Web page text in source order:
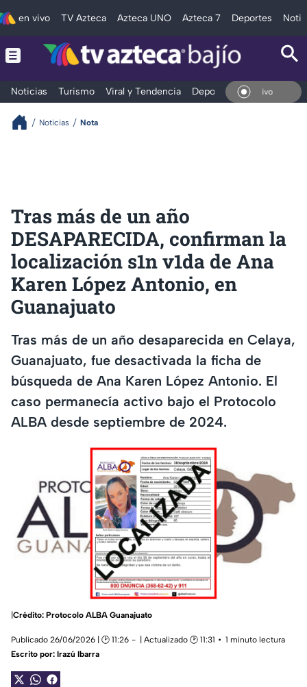
en vivo TV Azteca Azteca UNO Azteca 7 Deportes
Noticias Turismo Viral y Tendencia Deportes Espectáculos
En
Noticias Nota
Tras más de un año
DESAPARECIDA, confirman la
localización s1n v1da de Ana
Karen López Antonio, en
Guanajuato
Tras más de un año desaparecida en Celaya,
Guanajuato, fue desactivada la ficha de
búsqueda de Ana Karen López Antonio. El
caso permanecía activo bajo el Protocolo
ALBA desde septiembre de 2024.
Crédito: Protocolo ALBA Guanajuato
Publicado 26/06/2026 | 🕑 11:26 | Actualizado 🕑 11:31
1 minuto lectura
Escrito por: Irazú Ibarra